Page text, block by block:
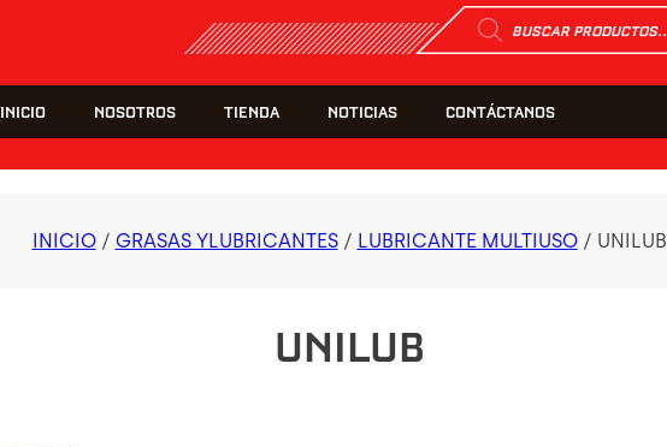
Búsqueda
de
productos
INICIO NOSOTROS TIENDA NOTICIAS CONTÁCTANOS
INICIO/ GRASAS YLUBRICANTES/ LUBRICANTE MULTIUSO/ UNILUB
UNILUB